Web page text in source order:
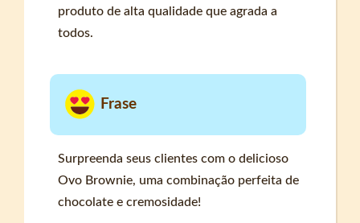
produto de alta qualidade que agrada a
todos.
Frase
Surpreenda seus clientes com o delicioso
Ovo Brownie, uma combinação perfeita de
chocolate e cremosidade!